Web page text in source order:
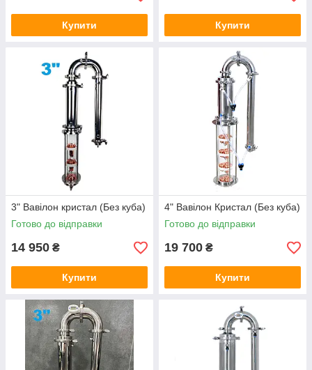
Купити Купити
3" Вавілон кристал (Без куба)
Готово до відправки
14 950 ₴
Купити
4" Вавілон Кристал (Без куба)
Готово до відправки
19 700 ₴
Купити